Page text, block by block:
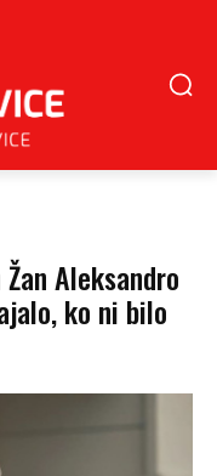
Aleksandro
ko ni bilo